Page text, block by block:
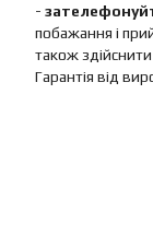
-
побажання і
також
Гарантія від